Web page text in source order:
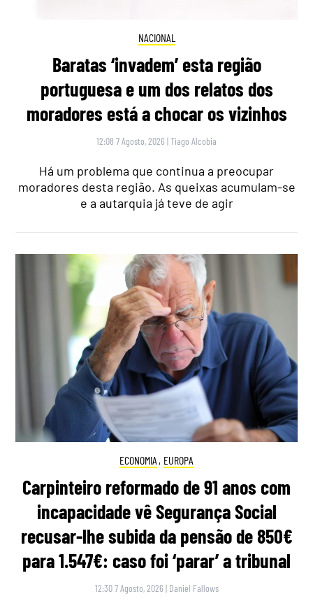
NACIONAL
Baratas ‘invadem’ esta região
portuguesa e um dos relatos dos
moradores está a chocar os vizinhos
12:08 7 Agosto, 2026 |Tiago Alcobia
Há um problema que continua a preocupar
moradores desta região. As queixas acumulam-se
e a autarquia já teve de agir
ECONOMIA , EUROPA
Carpinteiro reformado de 91 anos com
incapacidade vê Segurança Social
recusar-lhe subida da pensão de 850€
para 1.547€: caso foi ‘parar’ a tribunal
12:30 7 Agosto, 2026 | Daniel Fallows